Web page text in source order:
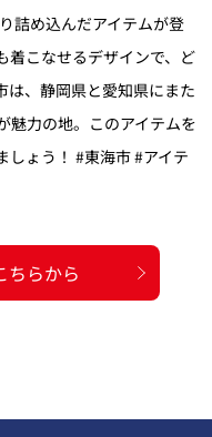
詰め込んだアイテムが登
着こなせるデザインで、ど
は、静岡県と愛知県にまた
魅力の地。このアイテムを
しょう！ #東海市 #アイテ
ちらから